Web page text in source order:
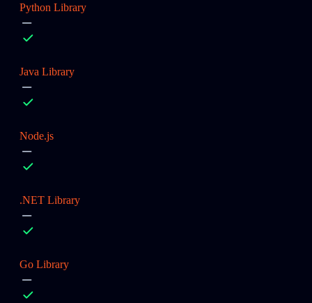
Python Library
Java Library
Node.js
.NET Library
Go Library